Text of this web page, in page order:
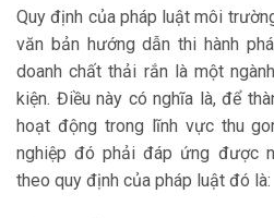
Quy định của pháp luật môi
văn bản hướng dẫn thi hành
doanh chất thải rắn là một
kiện. Điều này có nghĩa là, để
hoạt động trong lĩnh vực thu
nghiệp đó phải đáp ứng được
theo quy định của pháp luật đó là: